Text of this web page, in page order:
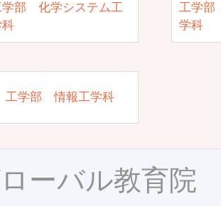
学部 化学システム工
工学部
学科
工学部 情報工学科
ーバル教育院